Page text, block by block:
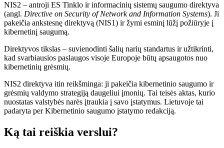
NIS2 – antroji ES Tinklo ir informacinių sistemų saugumo direktyva
(angl. Directive on Security of Network and Information Systems). Ji
pakeičia ankstesnę direktyvą (NIS1) ir žymi esminį lūžį požiūryje į
kibernetinį saugumą.
Direktyvos tikslas – suvienodinti šalių narių standartus ir užtikrinti,
kad svarbiausios paslaugos visoje Europoje būtų apsaugotos nuo
kibernetinių grėsmių.
NIS2 direktyva itin reikšminga: ji pakeičia kibernetinio saugumo ir
grėsmių valdymo strategiją daugeliui įmonių. Tai teisės aktas, kurio
nuostatas valstybės narės įtraukia į savo įstatymus. Lietuvoje tai
padaryta per Kibernetinio saugumo įstatymo redakciją.
Ką tai reiškia verslui?